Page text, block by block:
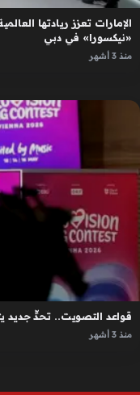
الإمارات تعزز ريادتها
«نيكسورا» في دبي
منذ 3 أشهر
قواعد التصويت.. تحدٍّ جديد
منذ 3 أشهر